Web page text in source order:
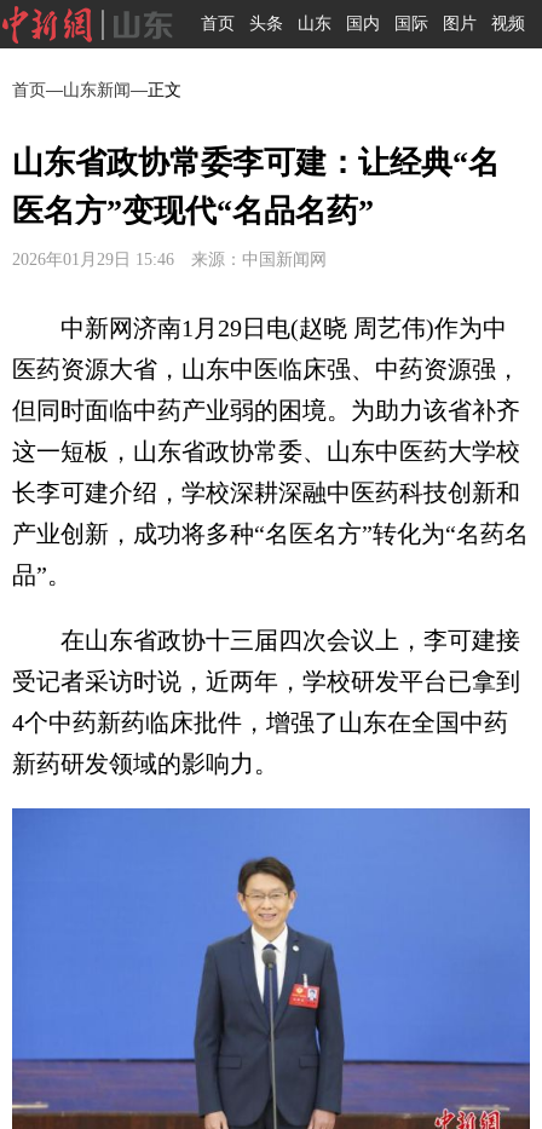
首页 头条 山东 国内 国际 图片 视频
首页—山东新闻—正文
山东省政协常委李可建：让经典“名
医名方”变现代“名品名药”
2026年01月29日 15:46 来源：中国新闻网
中新网济南1月29日电(赵晓 周艺伟)作为中
医药资源大省，山东中医临床强、中药资源强，
但同时面临中药产业弱的困境。为助力该省补齐
这一短板，山东省政协常委、山东中医药大学校
长李可建介绍，学校深耕深融中医药科技创新和
产业创新，成功将多种“名医名方”转化为“名药名
品”。
在山东省政协十三届四次会议上，李可建接
受记者采访时说，近两年，学校研发平台已拿到
4个中药新药临床批件，增强了山东在全国中药
新药研发领域的影响力。